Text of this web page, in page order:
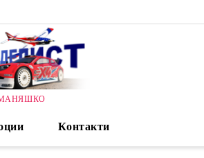
Контакти